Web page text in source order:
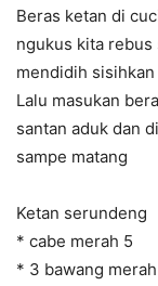
Beras ketan di
ngukus kita rebus
mendidih sisihkan
Lalu masukan
santan aduk dan
sampe matang
Ketan serundeng
* cabe merah 5
* 3 bawang merah